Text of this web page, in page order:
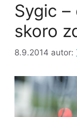
Sygic
skoro
8.9.2014 autor: